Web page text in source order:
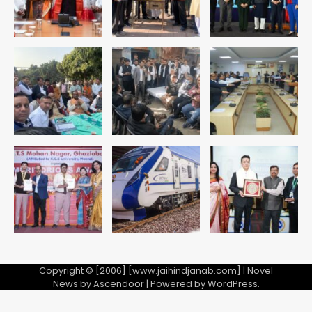
3
पुलिस
Team JHJ
4
सुदर्शन शक्ति-वी अभ्यास में मॉक आॅपरेशन
Team JHJ
5
एयरपोर्ट का फर्जी कर्मचारी बनकर 3 लाख
उड़ाए, अब पहुंचा सलाखों के पीछे
Team JHJ
Copyright © [2006] [www.jaihindjanab.com] | Novel
News byAscendoor| Powered byWordPress.